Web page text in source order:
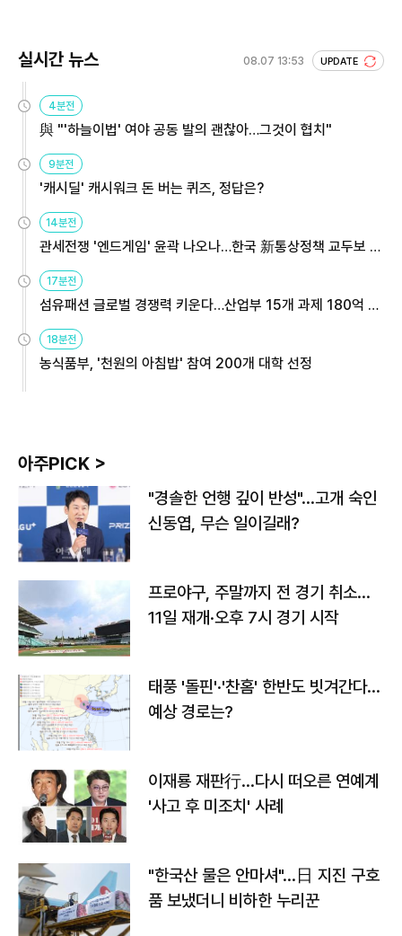
실시간 뉴스 08.07 13:53 UPDATE
4분전
與 "'하늘이법' 여야 공동 발의 괜찮아…그것이 협치"
9분전
'캐시딜' 캐시워크 돈 버는 퀴즈, 정답은?
14분전
관세전쟁 '엔드게임' 윤곽 나오나…한국 新통상정책 교두보 활
용해야
17분전
섬유패션 글로벌 경쟁력 키운다…산업부 15개 과제 180억 지
원
18분전
농식품부, '천원의 아침밥' 참여 200개 대학 선정
아주PICK >
"경솔한 언행 깊이 반성"…고개 숙인
신동엽, 무슨 일이길래?
프로야구, 주말까지 전 경기 취소…
11일 재개·오후 7시 경기 시작
태풍 '돌핀'·'찬홈' 한반도 빗겨간다…
예상 경로는?
이재룡 재판行…다시 떠오른 연예계
'사고 후 미조치' 사례
"한국산 물은 안마셔"…日 지진 구호
품 보냈더니 비하한 누리꾼